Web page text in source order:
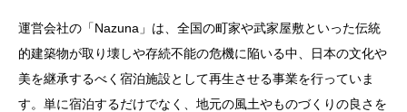
運営会社の「Nazuna」は、全国の町家や武家屋敷といった伝統
的建築物が取り壊しや存続不能の危機に陥いる中、日本の文化や
美を継承するべく宿泊施設として再生させる事業を行っていま
す。単に宿泊するだけでなく、地元の風土やものづくりの良さを